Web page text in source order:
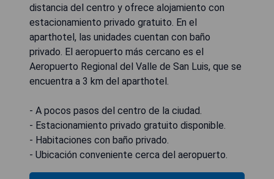
distancia del centro y ofrece alojamiento con
estacionamiento privado gratuito. En el
aparthotel, las unidades cuentan con baño
privado. El aeropuerto más cercano es el
Aeropuerto Regional del Valle de San Luis, que se
encuentra a 3 km del aparthotel.
- A pocos pasos del centro de la ciudad.
- Estacionamiento privado gratuito disponible.
- Habitaciones con baño privado.
- Ubicación conveniente cerca del aeropuerto.